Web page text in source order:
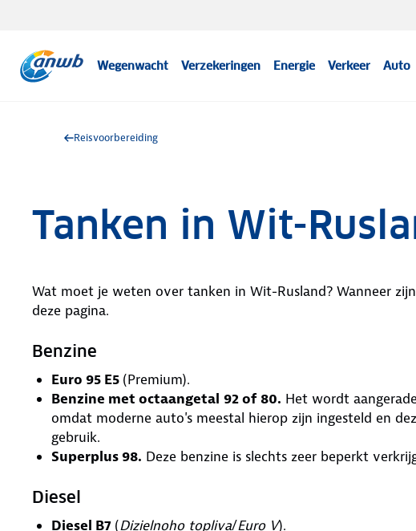
Wegenwacht Verzekeringen Energie Verkeer Auto
Reisvoorbereiding
Tanken in Wit-
Wat moet je weten over tanken in Wit-Rusland? Wanneer
deze pagina.
Benzine
Euro 95 E5 (Premium).
Benzine met octaangetal 92 of 80. Het wordt
omdat moderne auto's meestal hierop zijn ingesteld en
gebruik.
Superplus 98. Deze benzine is slechts zeer beperkt
Diesel
Diesel B7 (Dizielnoho topliva/Euro V).